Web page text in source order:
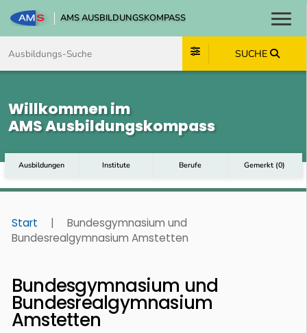
AMS AUSBILDUNGSKOMPASS
SUCHE
Willkommen im
AMS Ausbildungskompass
Ausbildungen Institute Berufe Gemerkt (0)
Start |
Bundesgymnasium und
Bundesrealgymnasium Amstetten
Bundesgymnasium und
Bundesrealgymnasium
Amstetten